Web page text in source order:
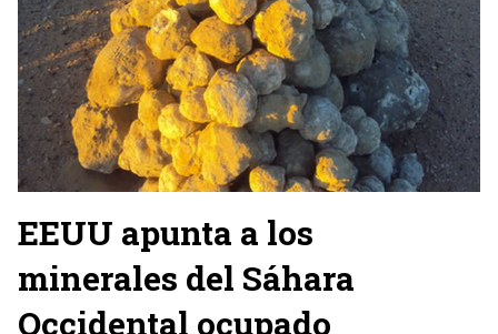
EEUU apunta a los
minerales del Sáhara
Occidental ocupado